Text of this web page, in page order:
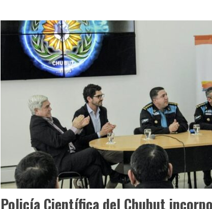
Policía Científica del Chubut